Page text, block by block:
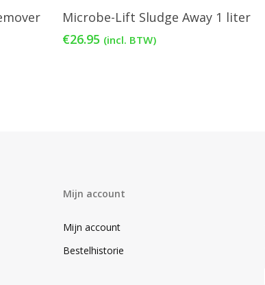
Toevoegen Aan Winkelwagen
Microbe-Lift Sludge Away 1 liter
€26.95 (incl. BTW)
Mijn account
Mijn account
Bestelhistorie